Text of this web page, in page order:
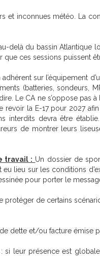
et inconnues météo. La
delà du bassin Atlantique
ces sessions puissent
adhérent sur l’équipement
(batteries, sondeurs,
Le CA ne s’oppose pas
la E-17 pour 2027
interdits devra être
de montrer leurs
travail : Un dossier de
lieu sur les conditions
pour porter le
protéger de certains
dette et/ou facture émise
leur présence est